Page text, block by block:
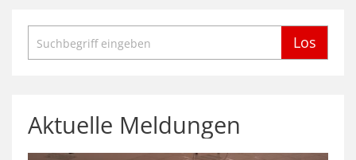
Suche Los
Aktuelle Meldungen